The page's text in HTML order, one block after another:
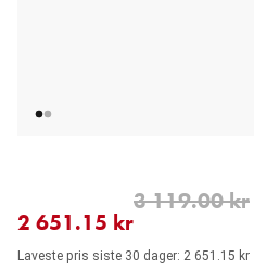
2 651.15 kr
nåværende pris 2 651.15 kr
3 119.00 kr
opprinnelig pris 3 119.00 kr
Laveste pris siste 30 dager: 2 651.15 kr